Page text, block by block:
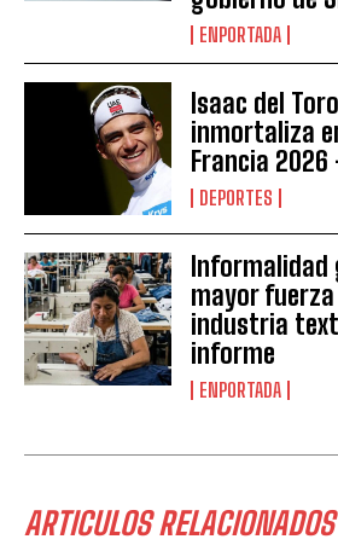
ENPORTADA
Isaac del
inmortaliza
Francia 2026
DEPORTES
Informalidad
mayor
industria
informe
ENPORTADA
ARTICULOS RELACIONADOS